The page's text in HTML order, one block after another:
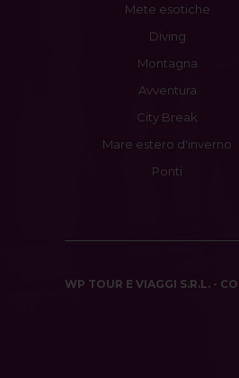
Mete esotiche
Diving
Montagna
Avventura
City Break
Mare estero d'inverno
Ponti
WP TOUR E VIAGGI S.R.L. -